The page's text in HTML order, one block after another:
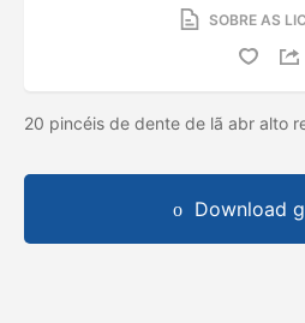
SOBRE AS
20 pincéis de dente de lã abr alto
Download